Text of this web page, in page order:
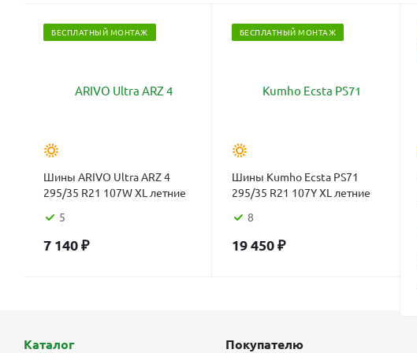
БЕСПЛАТНЫЙ МОНТАЖ
Шины ARIVO Ultra ARZ 4
295/35 R21 107W XL летние
5
7 140₽
БЕСПЛАТНЫЙ МОНТАЖ
Шины Kumho Ecsta PS71
295/35 R21 107Y XL летние
8
19 450₽
Каталог Покупателю